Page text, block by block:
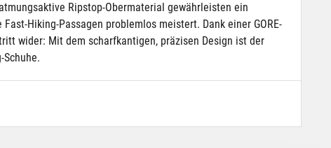
Ripstop-Obermaterial gewährleisten ein
Hiking-Passagen problemlos meistert. Dank einer GORE-
wider: Mit dem scharfkantigen, präzisen Design ist der
Schuhe.